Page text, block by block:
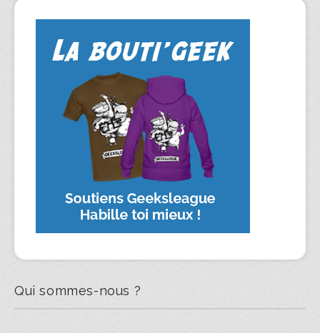
Qui sommes-nous ?